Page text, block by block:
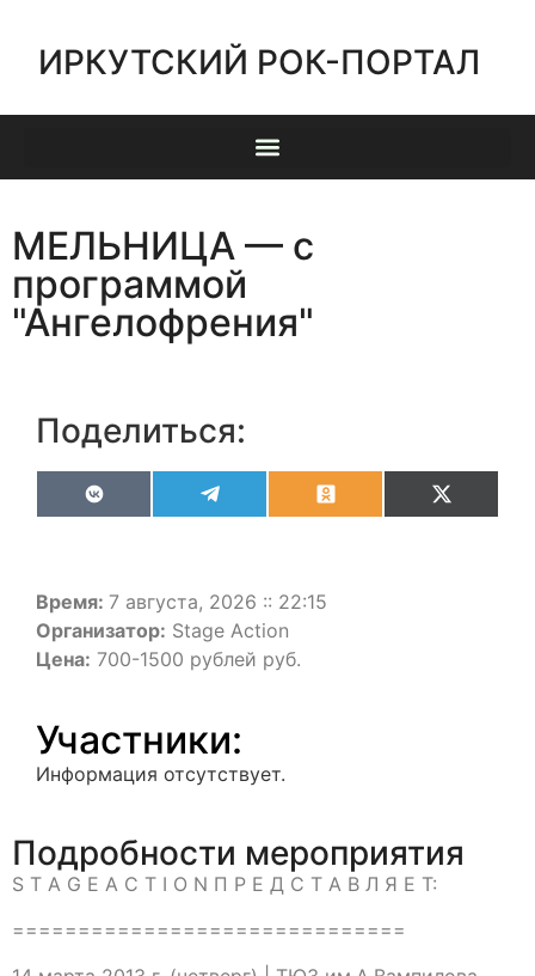
ИРКУТСКИЙ РОК-ПОРТАЛ
МЕЛЬНИЦА — с
программой
"Ангелофрения"
Поделиться:
VK OdnoklassnikiX
(Twitter)
Время: 7 августа, 2026 :: 22:15
Организатор: Stage Action
Цена: 700-1500 рублей руб.
Участники:
Информация отсутствует.
Подробности мероприятия
S T A G E A C T I O N П Р Е Д С Т А В Л Я Е Т:
==============================